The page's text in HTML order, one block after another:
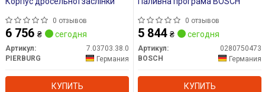
0 отзывов
6 756 ₴ сегодня
Артикул:
7.03703.38.0
PIERBURG
Германия
КУПИТЬ
0 отзывов
5 844 ₴ сегодня
Артикул:
0280750473
BOSCH
Германия
КУПИТЬ